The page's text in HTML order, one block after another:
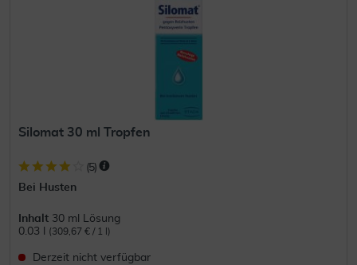
Silomat 30 ml Tropfen
(5)
Bei Husten
Inhalt 30 ml Lösung
0.03 l
(309,67 € / 1 l)
Derzeit nicht verfügbar